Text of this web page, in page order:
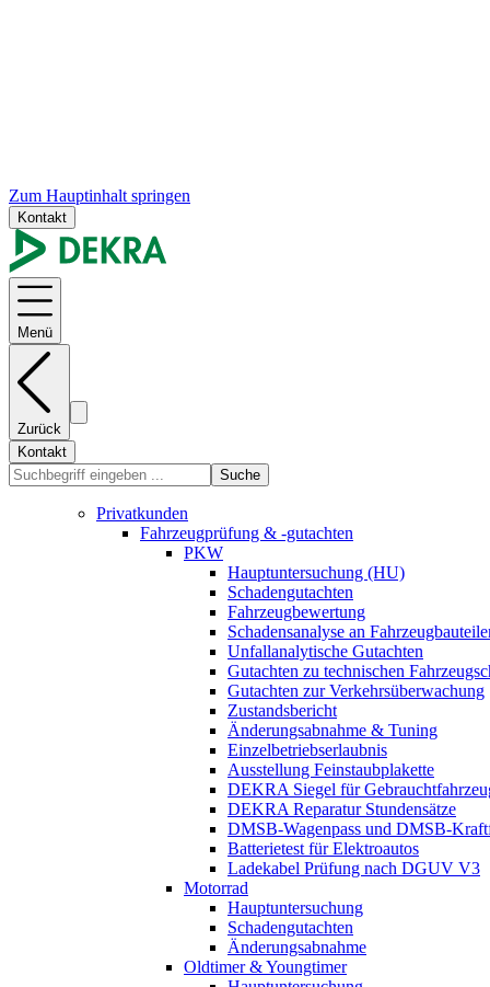
Zum Hauptinhalt springen
Kontakt
Menü
Zurück
Kontakt
Suche
Privatkunden
Fahrzeugprüfung & -gutachten
PKW
Hauptuntersuchung (HU)
Schadengutachten
Fahrzeugbewertung
Schadensanalyse an
Unfallanalytische Gutachten
Gutachten zu technischen
Gutachten zur Verkehrsüberwachung
Zustandsbericht
Änderungsabnahme & Tuning
Einzelbetriebserlaubnis
Ausstellung Feinstaubplakette
DEKRA Siegel für
DEKRA Reparatur Stundensätze
DMSB-Wagenpass und DMSB-
Batterietest für Elektroautos
Ladekabel Prüfung nach DGUV V3
Motorrad
Hauptuntersuchung
Schadengutachten
Änderungsabnahme
Oldtimer & Youngtimer